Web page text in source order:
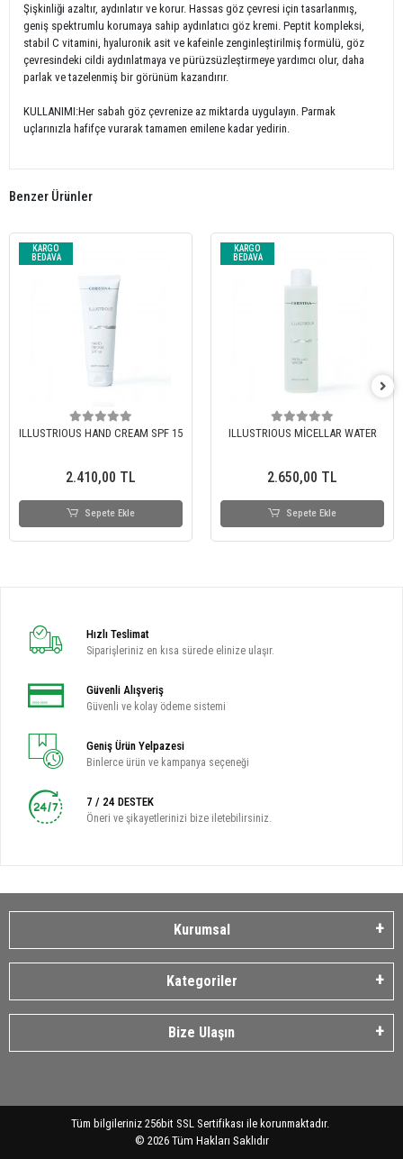
Şişkinliği azaltır, aydınlatır ve korur. Hassas göz çevresi için tasarlanmış,
geniş spektrumlu korumaya sahip aydınlatıcı göz kremi. Peptit kompleksi,
stabil C vitamini, hyaluronik asit ve kafeinle zenginleştirilmiş formülü, göz
çevresindeki cildi aydınlatmaya ve pürüzsüzleştirmeye yardımcı olur, daha
parlak ve tazelenmiş bir görünüm kazandırır.
KULLANIMI:Her sabah göz çevrenize az miktarda uygulayın. Parmak
uçlarınızla hafifçe vurarak tamamen emilene kadar yedirin.
Benzer Ürünler
KARGO
BEDAVA
ILLUSTRIOUS HAND CREAM SPF 15
2.410,00 TL
Sepete Ekle
KARGO
BEDAVA
ILLUSTRIOUS MİCELLAR WATER
2.650,00 TL
Sepete Ekle
Hızlı Teslimat
Siparişleriniz en kısa sürede elinize ulaşır.
Güvenli Alışveriş
Güvenli ve kolay ödeme sistemi
Geniş Ürün Yelpazesi
Binlerce ürün ve kampanya seçeneği
7 / 24 DESTEK
Öneri ve şikayetlerinizi bize iletebilirsiniz.
Kurumsal
Kategoriler
Bize Ulaşın
Tüm bilgileriniz 256bit SSL Sertifikası ile korunmaktadır.
© 2026 Tüm Hakları Saklıdır